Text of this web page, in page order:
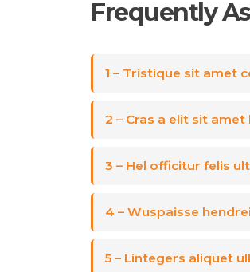
Frequently
1 – Tristique sit amet
2 – Cras a elit sit amet
3 – Hel officitur felis
4 – Wuspaisse
5 – Lintegers aliquet